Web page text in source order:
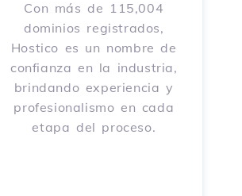
Con más de 115,004
dominios registrados,
Hostico es un nombre de
confianza en la industria,
brindando experiencia y
profesionalismo en cada
etapa del proceso.